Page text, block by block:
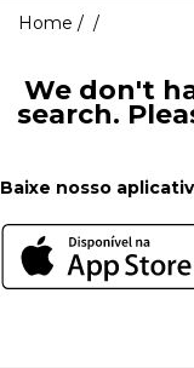
Home / /
We don't
search.
Baixe nosso